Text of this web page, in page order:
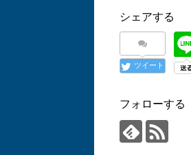
シェアする
ツイート
フォローする